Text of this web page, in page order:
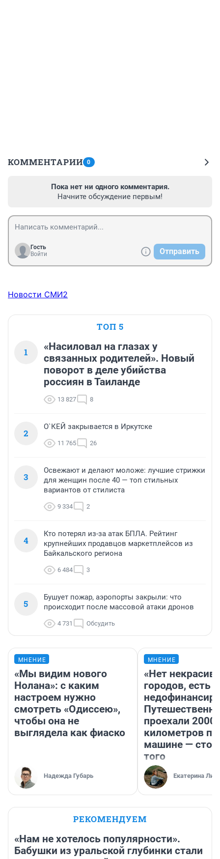
КОММЕНТАРИИ 0
Пока нет ни одного комментария.
Начните обсуждение первым!
Гость
Войти
Отправить
Новости СМИ2
ТОП 5
1
«Насиловал на глазах у
связанных родителей». Новый
поворот в деле убийства
россиян в Таиланде
13 827 8
2
О`КЕЙ закрывается в Иркутске
11 765 26
3
Освежают и делают моложе: лучшие стрижки
для женщин после 40 — топ стильных
вариантов от стилиста
9 334 2
4
Кто потерял из-за атак БПЛА. Рейтинг
крупнейших продавцов маркетплейсов из
Байкальского региона
6 484 3
5
Бушует пожар, аэропорты закрыли: что
происходит после массовой атаки дронов
4 731 Обсудить
МНЕНИЕ
«Мы видим нового
Нолана»: с каким
настроем нужно
смотреть «Одиссею»,
чтобы она не
выглядела как фиаско
Надежда Губарь
МНЕНИЕ
«Нет
городов, есть
проехали 2000
километров по
машине —
того
Екатерина
РЕКОМЕНДУЕМ
«Нам не хотелось популярности».
Бабушки из уральской глубинки стали